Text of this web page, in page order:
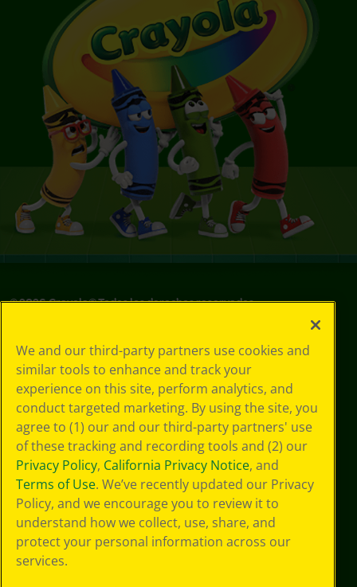
©2026Crayola® Todos los derechos reservados.
de privacidad
Política de
privacidad
Términos de SMS
GDPR
Aviso de
privacidad de CA
Cookie
Preferences
Condiciones de
uso
Accesibilidad web
Mapa del sitio
We and our third-party partners use cookies and
similar tools to enhance and track your
experience on this site, perform analytics, and
conduct targeted marketing. By using the site, you
agree to (1) our and our third-party partners' use
of these tracking and recording tools and (2) our
Privacy Policy, California Privacy Notice, and
Terms of Use. We’ve recently updated our Privacy
Policy, and we encourage you to review it to
understand how we collect, use, share, and
protect your personal information across our
services.